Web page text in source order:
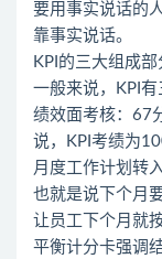
要用事实说话的
靠事实说话。
KPI的三大组成部
一般来说，KPI有
绩效面考核：67
说，KPI考绩为
月度工作计划转
也就是说下个月
让员工下个月就
平衡计分卡强调